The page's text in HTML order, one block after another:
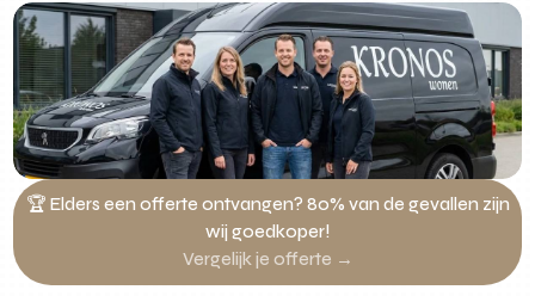
🏆 Elders een offerte ontvangen? 80% van de gevallen zijn
wij goedkoper!
Vergelijk je offerte →